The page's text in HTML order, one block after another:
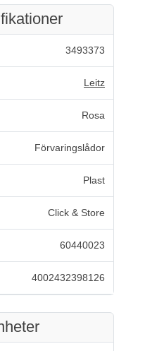
3493373
Leitz
Rosa
Förvaringslådor
Plast
Click & Store
60440023
4002432398126